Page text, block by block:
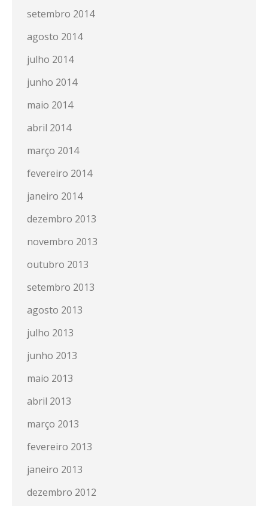
setembro 2014
agosto 2014
julho 2014
junho 2014
maio 2014
abril 2014
março 2014
fevereiro 2014
janeiro 2014
dezembro 2013
novembro 2013
outubro 2013
setembro 2013
agosto 2013
julho 2013
junho 2013
maio 2013
abril 2013
março 2013
fevereiro 2013
janeiro 2013
dezembro 2012